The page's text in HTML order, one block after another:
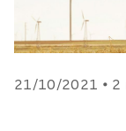
21/10/2021 • 2